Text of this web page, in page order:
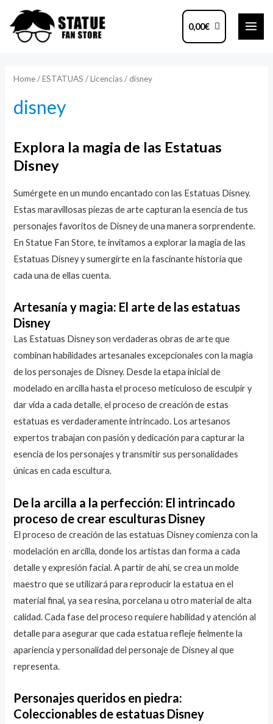
contenido
0,00€
Home/ESTATUAS /Licencias/ disney
disney
Explora la magia de las Estatuas
Disney
Sumérgete en un mundo encantado con las Estatuas Disney.
Estas maravillosas piezas de arte capturan la esencia de tus
personajes favoritos de Disney de una manera sorprendente.
En Statue Fan Store, te invitamos a explorar la magia de las
Estatuas Disney y sumergirte en la fascinante historia que
cada una de ellas cuenta.
Artesanía y magia: El arte de las estatuas
Disney
Las Estatuas Disney son verdaderas obras de arte que
combinan habilidades artesanales excepcionales con la magia
de los personajes de Disney. Desde la etapa inicial de
modelado en arcilla hasta el proceso meticuloso de esculpir y
dar vida a cada detalle, el proceso de creación de estas
estatuas es verdaderamente intrincado. Los artesanos
expertos trabajan con pasión y dedicación para capturar la
esencia de los personajes y transmitir sus personalidades
únicas en cada escultura.
De la arcilla a la perfección: El intrincado
proceso de crear esculturas Disney
El proceso de creación de las estatuas Disney comienza con la
modelación en arcilla, donde los artistas dan forma a cada
detalle y expresión facial. A partir de ahí, se crea un molde
maestro que se utilizará para reproducir la estatua en el
material final, ya sea resina, porcelana u otro material de alta
calidad. Cada fase del proceso requiere habilidad y atención al
detalle para asegurar que cada estatua refleje fielmente la
apariencia y personalidad del personaje de Disney al que
representa.
Personajes queridos en piedra:
Coleccionables de estatuas Disney